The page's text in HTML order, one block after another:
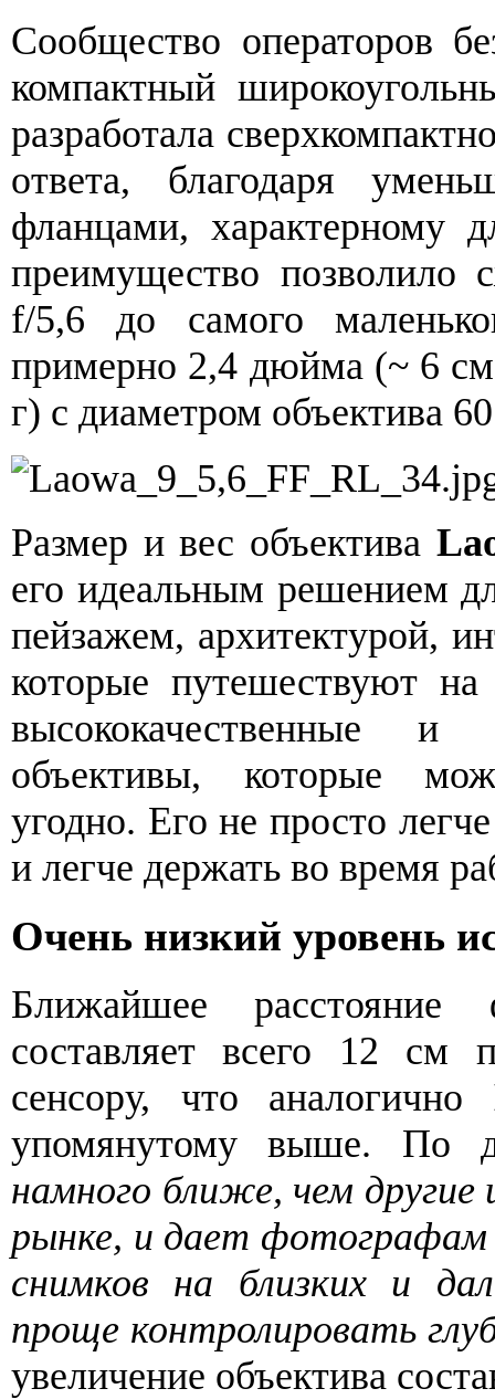
Сообщество операторов
компактный
разработала
ответа, благодаря
фланцами, характерному
преимущество позволило
f/5,6 до самого
примерно 2,4 дюйма (~ 6
г) с диаметром объектива
Размер и вес объектива
его идеальным решением
пейзажем, архитектурой,
которые путешествуют
высококачественные и
объективы, которые
угодно. Его не просто
и легче держать во время
Очень низкий уровень
Ближайшее расстояние
составляет всего 12 см
сенсору, что аналогично
упомянутому выше. По
намного ближе, чем
рынке, и дает фотографам
снимков на близких и
проще контролировать
увеличение объектива